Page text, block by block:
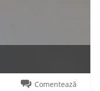
Comentează